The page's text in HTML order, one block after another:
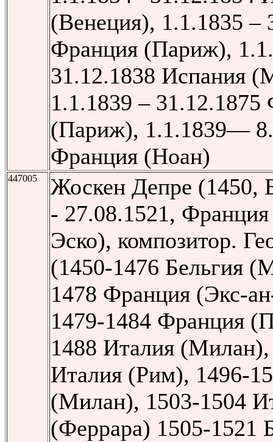
(Венеция), 1.1.1835 –
Франция (Париж),
31.12.1838 Испания
1.1.1839 – 31.12.1875
(Париж), 1.1.1839—
Франция (Ноан)
447005 Жоскен Депре (1450,
- 27.08.1521,
Эско), композитор.
(1450-1476 Бельгия
1478 Франция (Экс-
1479-1484 Франция
1488 Италия
Италия (Рим), 1496-
(Милан), 1503-1504
(Феррара) 1505-1521